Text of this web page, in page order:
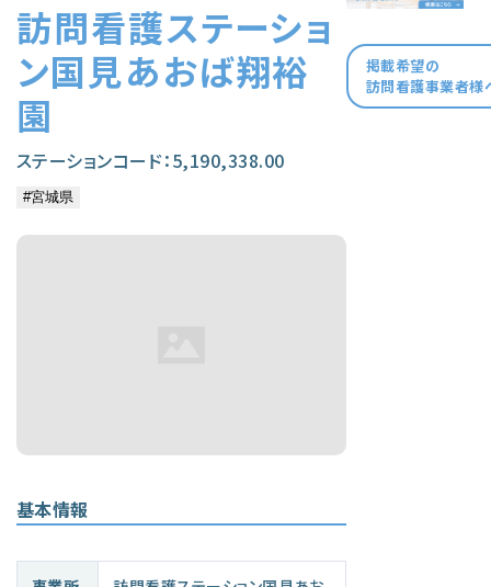
訪問看護ステーショ
ン国見あおば翔裕
園
ステーションコード：5,190,338.00
基本情報
掲載希望の
訪問看護事業者様